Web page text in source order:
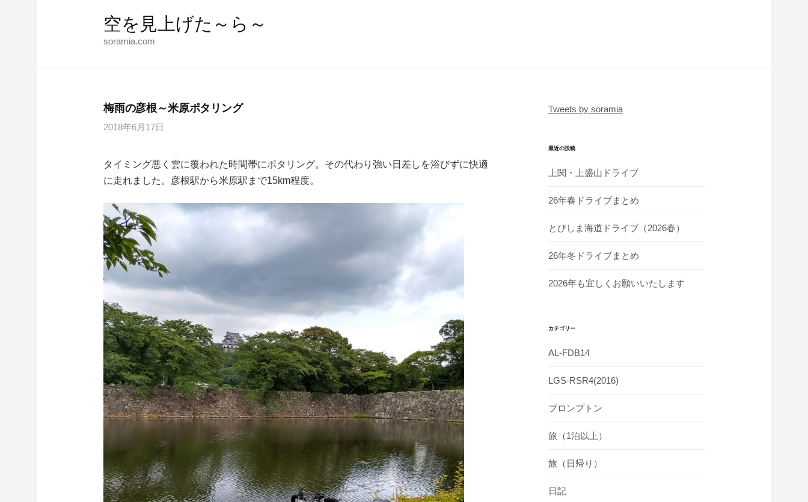
空を見上げた～ら～
soramia.com
梅雨の彦根～米原ポタリング
2018年6月17日
タイミング悪く雲に覆われた時間帯にポタリング。その代わり強い日差しを浴びずに快適
に走れました。彦根駅から米原駅まで15km程度。
Tweets by soramia
最近の投稿
上関・上盛山ドライブ
26年春ドライブまとめ
とびしま海道ドライブ（2026春）
26年冬ドライブまとめ
2026年も宜しくお願いいたします
カテゴリー
AL-FDB14
LGS-RSR4(2016)
ブロンプトン
旅（1泊以上）
旅（日帰り）
日記